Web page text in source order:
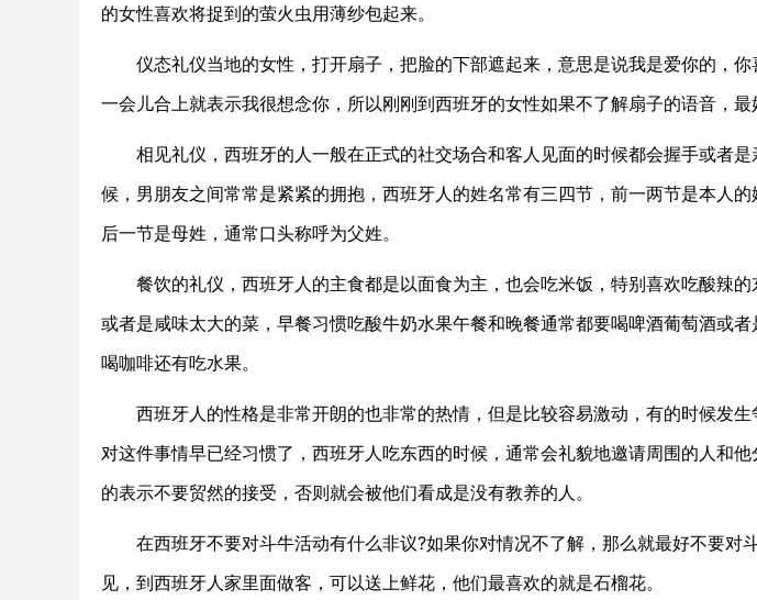
的女性喜欢将捉到的萤火虫用薄纱包起来。
仪态礼仪当地的女性，打开扇子，把脸的下部遮起来，意思是说我是爱你的，你
一会儿合上就表示我很想念你，所以刚刚到西班牙的女性如果不了解扇子的语音，最
相见礼仪，西班牙的人一般在正式的社交场合和客人见面的时候都会握手或者是
候，男朋友之间常常是紧紧的拥抱，西班牙人的姓名常有三四节，前一两节是本人
后一节是母姓，通常口头称呼为父姓。
餐饮的礼仪，西班牙人的主食都是以面食为主，也会吃米饭，特别喜欢吃酸辣的
或者是咸味太大的菜，早餐习惯吃酸牛奶水果午餐和晚餐通常都要喝啤酒葡萄酒或
喝咖啡还有吃水果。
西班牙人的性格是非常开朗的也非常的热情，但是比较容易激动，有的时候发生
对这件事情早已经习惯了，西班牙人吃东西的时候，通常会礼貌地邀请周围的人和
的表示不要贸然的接受，否则就会被他们看成是没有教养的人。
在西班牙不要对斗牛活动有什么非议?如果你对情况不了解，那么就最好不要对
见，到西班牙人家里面做客，可以送上鲜花，他们最喜欢的就是石榴花。